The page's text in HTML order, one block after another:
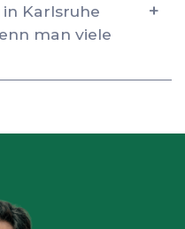
Karlsruhe
man viele